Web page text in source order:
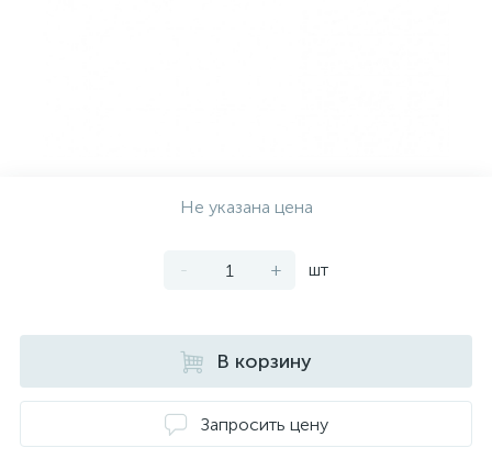
Не указана цена
- + шт
В корзину
Запросить цену